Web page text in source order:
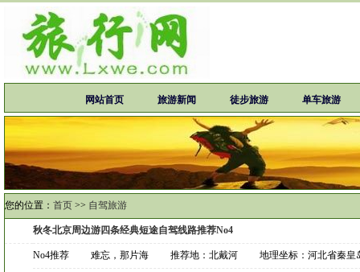
网站首页 旅游新闻 徒步旅游 单车旅游
您的位置： 首页 >> 自驾旅游
秋冬北京周边游四条经典短途自驾线路推荐No4
No4推荐 难忘，那片海 推荐地：北戴河 地理坐标：河北省秦皇